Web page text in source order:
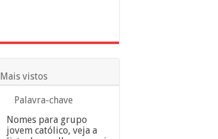
Mais vistos
Palavra-chave
Nomes para grupo
jovem católico, veja a